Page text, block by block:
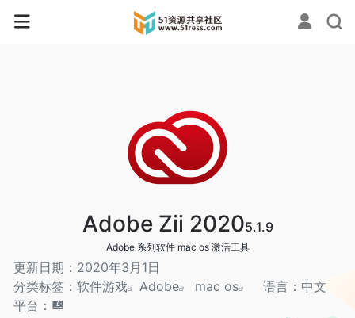
Adobe Zii 20205.1.9
Adobe 系列软件 mac os 激活工具
更新日期：2020年3月1日
分类标签： 软件游戏 Adobe mac os
语言：中文
平台：